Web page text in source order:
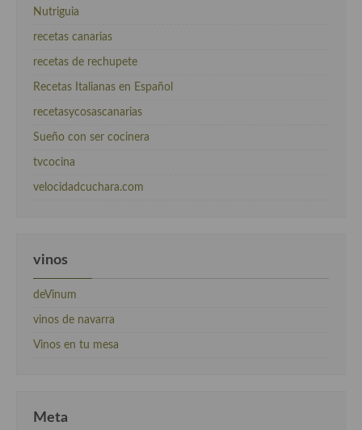
Nutriguia
recetas canarias
recetas de rechupete
Recetas Italianas en Español
recetasycosascanarias
Sueño con ser cocinera
tvcocina
velocidadcuchara.com
vinos
deVinum
vinos de navarra
Vinos en tu mesa
Meta